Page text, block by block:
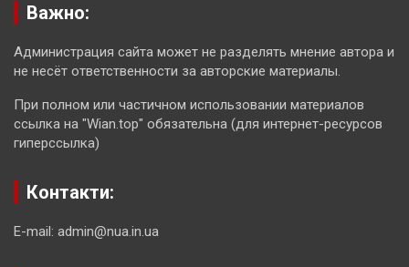
Важно:
Администрация сайта может не разделять мнение автора и
не несёт ответственности за авторские материалы.
При полном или частичном использовании материалов
ссылка на "Wian.top" обязательна (для интернет-ресурсов
гиперссылка)
Контакти:
E-mail: admin@nua.in.ua